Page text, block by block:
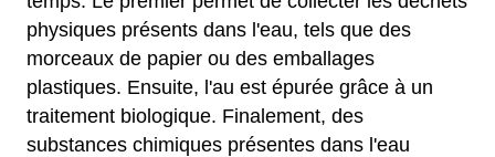
physiques présents dans l'eau, tels que des
morceaux de papier ou des emballages
plastiques. Ensuite, l'au est épurée grâce à un
traitement biologique. Finalement, des
substances chimiques présentes dans l'eau